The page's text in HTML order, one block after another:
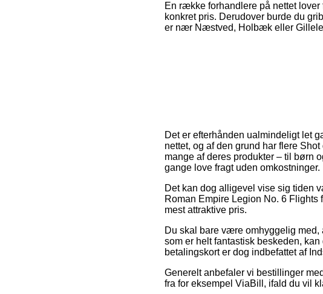
En række forhandlere på nettet
konkret pris. Derudover burde du
er nær Næstved, Holbæk eller
Det er efterhånden ualmindeligt let
nettet, og af den grund har flere
mange af deres produkter – til børn
gange love fragt uden omkostninger.
Det kan dog alligevel vise sig tiden
Roman Empire Legion No. 6 Flights
mest attraktive pris.
Du skal bare være omhyggelig
som er helt fantastisk beskeden,
betalingskort er dog indbefattet af
Generelt anbefaler vi bestillinger
fra for eksempel ViaBill, ifald du vil